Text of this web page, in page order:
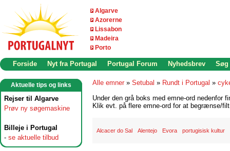
Algarve
Azorerne
Lissabon
Madeira
Porto
Forside Nyt fra Portugal Portugal Forum Nyhedsbrev Søg
Aktuelle tips og links
Rejser til Algarve
Prøv ny søgemaskine
Billeje i Portugal
- se aktuelle tilbud
Alle emner » Setubal » Rundt i Portugal »
Under den grå boks med emne-ord nedenfor
Klik evt. på flere emne-ord for at begrænse/
Alcacer do Sal Alentejo Evora portugisisk kultur